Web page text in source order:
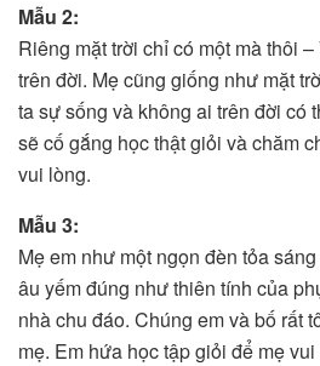
Mẫu 2:
Riêng mặt trời chỉ có một mà thôi
trên đời. Mẹ cũng giống như mặt
ta sự sống và không ai trên đời có
sẽ cố gắng học thật giỏi và chăm
vui lòng.
Mẫu 3:
Mẹ em như một ngọn đèn tỏa
âu yếm đúng như thiên tính của
nhà chu đáo. Chúng em và bố rất
mẹ. Em hứa học tập giỏi để mẹ vui